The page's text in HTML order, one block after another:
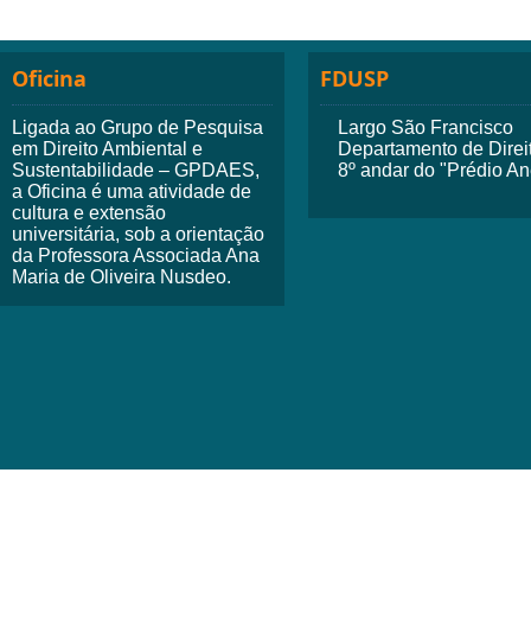
Oficina
Ligada ao Grupo de Pesquisa
em Direito Ambiental e
Sustentabilidade – GPDAES,
a Oficina é uma atividade de
cultura e extensão
universitária, sob a orientação
da Professora Associada Ana
Maria de Oliveira Nusdeo.
FDUSP
Largo São Francisco
Departamento de
8º andar do "Prédio